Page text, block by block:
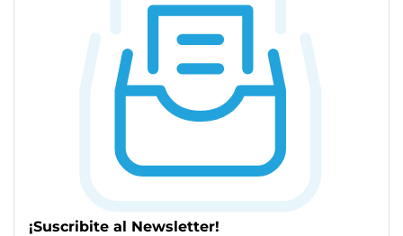
¡Suscribite al Newsletter!